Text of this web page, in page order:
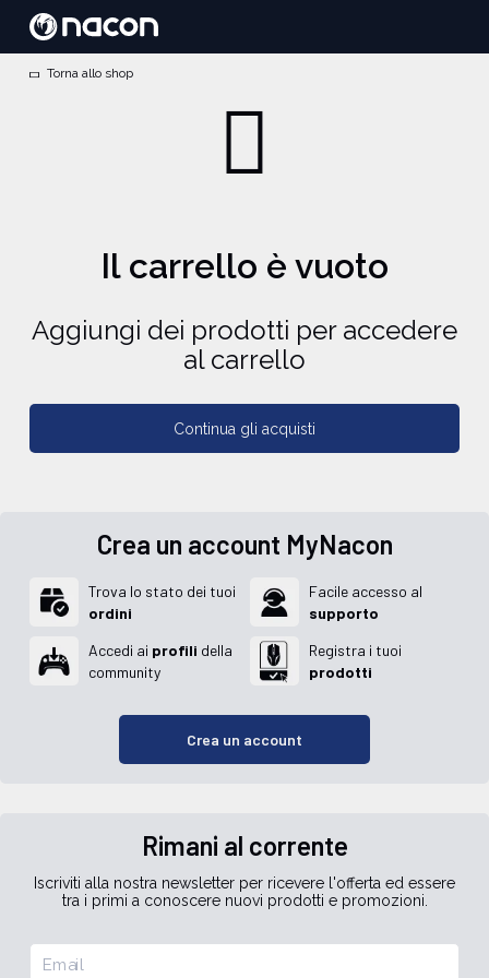
Torna allo shop
Il carrello è vuoto
Aggiungi dei prodotti per accedere
al carrello
Continua gli acquisti
Crea un account MyNacon
Trova lo stato dei tuoi
ordini
Facile accesso al
supporto
Accedi ai profili della
community
Registra i tuoi
prodotti
Crea un account
Rimani al corrente
Iscriviti alla nostra newsletter per ricevere l'offerta ed essere
tra i primi a conoscere nuovi prodotti e promozioni.
Email